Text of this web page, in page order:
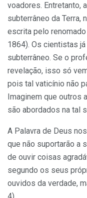
voadores. Entretanto,
subterrâneo da Terra,
escrita pelo
1864). Os cientistas
subterrâneo. Se o
revelação, isso só
pois tal vaticínio não
Imaginem que outros
são abordados na tal
A Palavra de Deus
que não suportarão a
de ouvir coisas
segundo os seus
ouvidos da verdade,